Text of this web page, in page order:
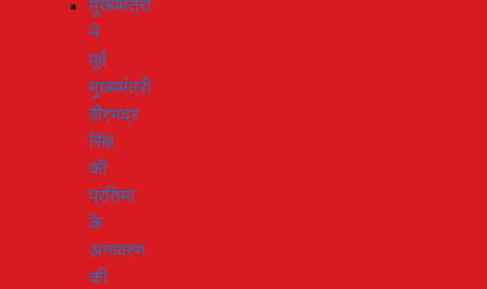
मुख्यमंत्री
ने
पूर्व
मुख्यमंत्री
वीरभद्र
सिंह
की
प्रतिमा
के
अनावरण
की